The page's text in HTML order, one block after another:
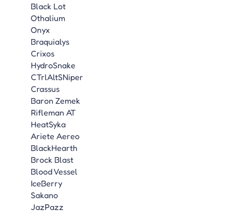
Black Lot
Othalium
Onyx
Braquialys
Crixos
HydroSnake
CTrlAltSNiper
Crassus
Baron Zemek
Rifleman AT
HeatSyka
Ariete Aereo
BlackHearth
Brock Blast
Blood Vessel
IceBerry
Sakano
JazPazz